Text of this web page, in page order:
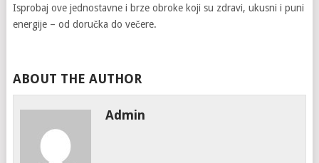
Isprobaj ove jednostavne i brze obroke koji su zdravi, ukusni i puni
energije – od doručka do večere.
ABOUT THE AUTHOR
Admin